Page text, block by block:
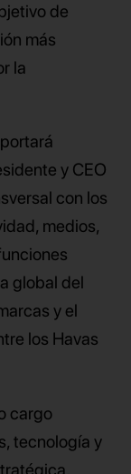
de
más
la
y CEO
con los
medios,
global del
y el
los Havas
cargo
tecnología y